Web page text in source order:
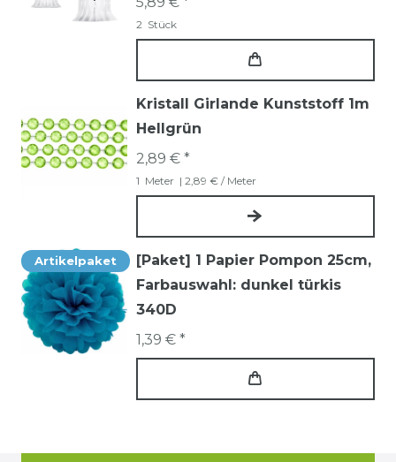
2 Stück
Kristall Girlande Kunststoff 1m
Hellgrün
2,89 € *
1 Meter | 2,89 € / Meter
Artikelpaket [Paket] 1 Papier Pompon 25cm,
Farbauswahl: dunkel türkis
340D
1,39 € *